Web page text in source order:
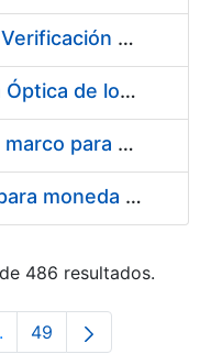
Servicio de Calibración y Verificación Externa de los Equipos de Medición del Servicio de Prevención de la FNMT-RCM
Conexión mediante Fibra Óptica de los Centros de Proceso de Datos (CPDs) de las sedes de la FNMT-RCM de Burgos y Madrid
Contratación de acuerdo marco para el Suministro de Material de Electricidad para la Fábrica Nacional de Moneda y Timbre-Real Casa de la Moneda en su centro de trabajo de Burgos
Suministro de estuches para moneda de 30 €
486 resultados.
intermedias Use
Página
49